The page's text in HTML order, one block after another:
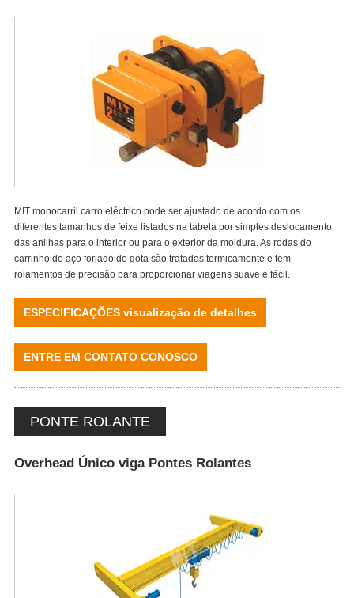
MIT monocarril carro eléctrico pode ser ajustado de acordo com os
diferentes tamanhos de feixe listados na tabela por simples deslocamento
das anilhas para o interior ou para o exterior da moldura. As rodas do
carrinho de aço forjado de gota são tratadas termicamente e tem
rolamentos de precisão para proporcionar viagens suave e fácil.
ESPECIFICAÇÕES visualização de detalhes
ENTRE EM CONTATO CONOSCO
PONTE ROLANTE
Overhead Único viga Pontes Rolantes